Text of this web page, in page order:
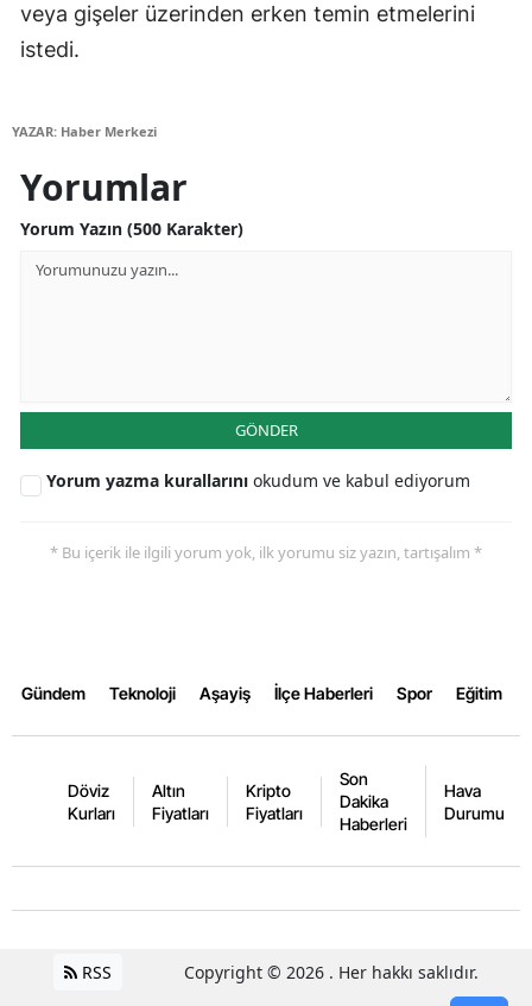
Siirt
Uşak
Van
Zonguldak
Batman
Bartın
veya gişeler üzerinden erken temin etmelerini
istedi.
YAZAR: Haber Merkezi
Yorumlar
Yorum Yazın (500 Karakter)
GÖNDER
Yorum yazma kurallarını okudum ve kabul ediyorum
* Bu içerik ile ilgili yorum yok, ilk yorumu siz yazın, tartışalım *
Gündem Teknoloji Aşayiş İlçe Haberleri Spor Eğitim
Döviz
Kurları
Altın
Fiyatları
Kripto
Fiyatları
Son
Dakika
Haberleri
Hava
Durumu
RSS Copyright © 2026 . Her hakkı saklıdır.